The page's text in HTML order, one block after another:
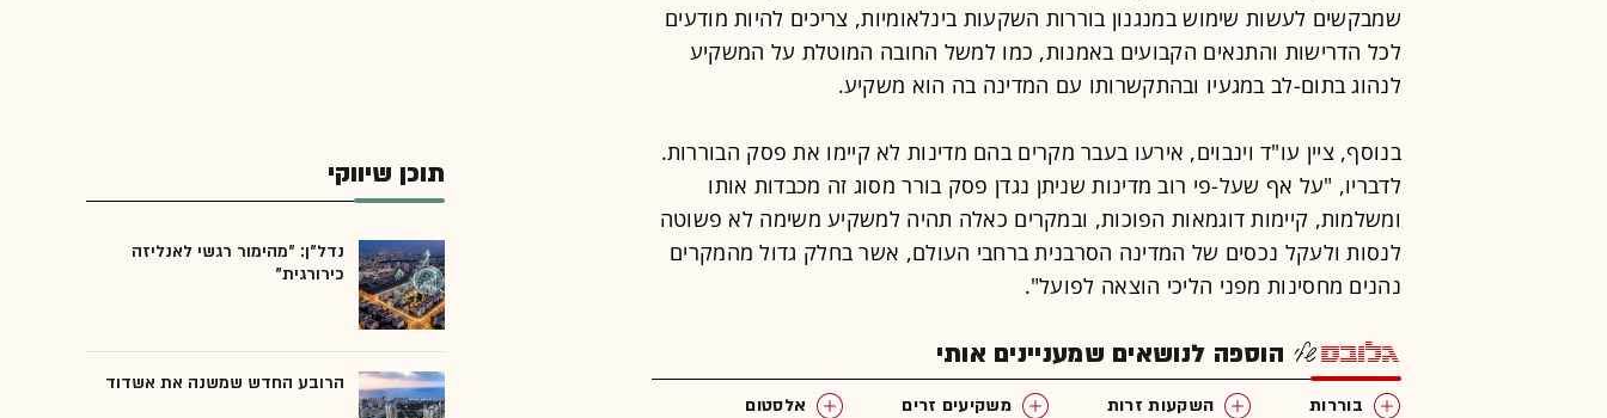
שמבקשים לעשות שימוש במנגנון בוררות השקעות בינלאומיות, צריכים להיות מודעים
לכל הדרישות והתנאים הקבועים באמנות, כמו למשל החובה המוטלת על המשקיע
לנהוג בתום-לב במגעיו ובהתקשרותו עם המדינה בה הוא משקיע.
בנוסף, ציין עו"ד וינבוים, אירעו בעבר מקרים בהם מדינות לא קיימו את פסק הבוררות.
לדבריו, "על אף שעל-פי רוב מדינות שניתן נגדן פסק בורר מסוג זה מכבדות אותו
ומשלמות, קיימות דוגמאות הפוכות, ובמקרים כאלה תהיה למשקיע משימה לא פשוטה
לנסות ולעקל נכסים של המדינה הסרבנית ברחבי העולם, אשר בחלק גדול מהמקרים
נהנים מחסינות מפני הליכי הוצאה לפועל".
הוספה לנושאים שמעניינים אותי
בוררות השקעות זרות משקיעים זרים
אלסטום
תוכן שיווקי
נדל"ן: "מהימור רגשי לאנליזה
כירורגית"
הרובע החדש שמשנה את אשדוד